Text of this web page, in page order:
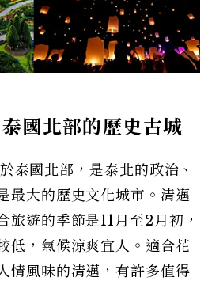
國北部的歷史古城
國北部，是泰北的政治、
最大的歷史文化城市。清邁
旅遊的季節是11月至2月初，
低，氣候涼爽宜人。適合花
情風味的清邁，有許多值得